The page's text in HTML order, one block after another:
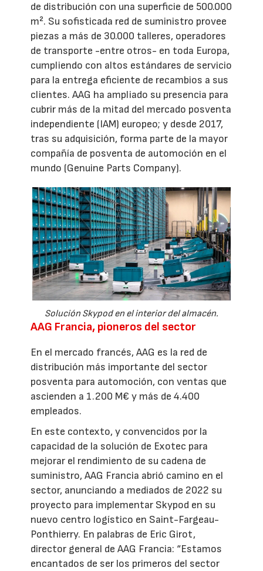
de distribución con una superficie de 500.000
m². Su sofisticada red de suministro provee
piezas a más de 30.000 talleres, operadores
de transporte -entre otros- en toda Europa,
cumpliendo con altos estándares de servicio
para la entrega eficiente de recambios a sus
clientes. AAG ha ampliado su presencia para
cubrir más de la mitad del mercado posventa
independiente (IAM) europeo; y desde 2017,
tras su adquisición, forma parte de la mayor
compañía de posventa de automoción en el
mundo (Genuine Parts Company).
Solución Skypod en el interior del almacén.
AAG Francia, pioneros del sector
En el mercado francés, AAG es la red de
distribución más importante del sector
posventa para automoción, con ventas que
ascienden a 1.200 M€ y más de 4.400
empleados.
En este contexto, y convencidos por la
capacidad de la solución de Exotec para
mejorar el rendimiento de su cadena de
suministro, AAG Francia abrió camino en el
sector, anunciando a mediados de 2022 su
proyecto para implementar Skypod en su
nuevo centro logístico en Saint-Fargeau-
Ponthierry. En palabras de Eric Girot,
director general de AAG Francia: “Estamos
encantados de ser los primeros del sector